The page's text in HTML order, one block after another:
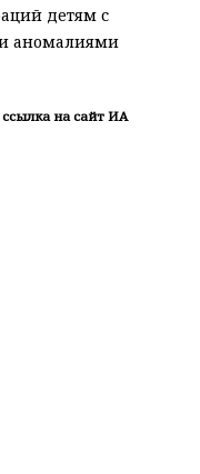
детям с
аномалиями
на сайт ИА